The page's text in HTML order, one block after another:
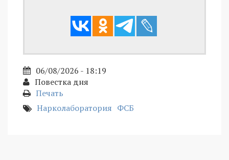
06/08/2026 - 18:19
Повестка дня
Печать
Нарколаборатория ФСБ